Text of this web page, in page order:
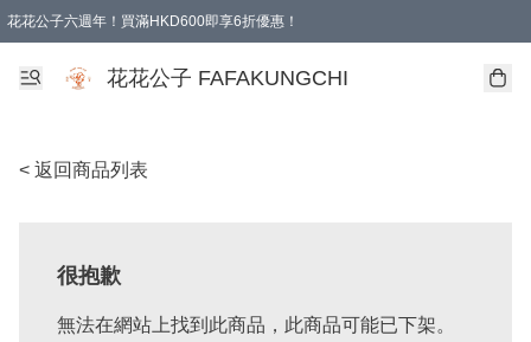
花花公子六週年！買滿HKD600即享6折優惠！
購物滿 HKD 600.00即享免運費優惠！（適用於 本地取貨 )
花花公子 FAFAKUNGCHI
< 返回商品列表
很抱歉
無法在網站上找到此商品，此商品可能已下架。